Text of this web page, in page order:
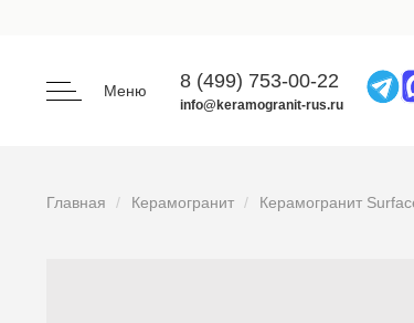
Меню 8 (499) 753-00-22
info@keramogranit-rus.ru
Главная Керамогранит Керамогранит